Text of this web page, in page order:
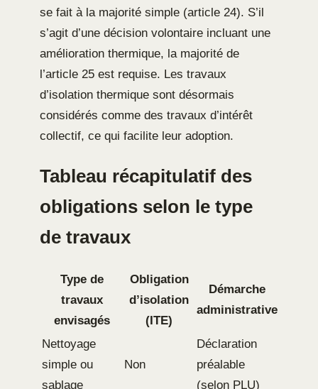
se fait à la majorité simple (article 24). S’il
s’agit d’une décision volontaire incluant une
amélioration thermique, la majorité de
l’article 25 est requise. Les travaux
d’isolation thermique sont désormais
considérés comme des travaux d’intérêt
collectif, ce qui facilite leur adoption.
Tableau récapitulatif des
obligations selon le type
de travaux
Type de
travaux
envisagés
Obligation
d’isolation
(ITE)
Démarche
administrative
Nettoyage
simple ou
sablage
Non
Déclaration
préalable
(selon PLU)